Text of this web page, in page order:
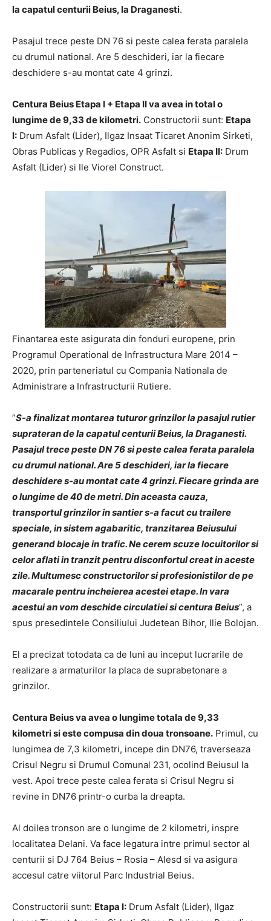
la capatul centurii Beius, la Draganesti.
Pasajul trece peste DN 76 si peste calea ferata paralela
cu drumul national. Are 5 deschideri, iar la fiecare
deschidere s-au montat cate 4 grinzi.
Centura Beius Etapa I + Etapa II va avea in total o
lungime de 9,33 de kilometri. Constructorii sunt: Etapa
I: Drum Asfalt (Lider), Ilgaz Insaat Ticaret Anonim Sirketi,
Obras Publicas y Regadios, OPR Asfalt si Etapa II: Drum
Asfalt (Lider) si Ile Viorel Construct.
Finantarea este asigurata din fonduri europene, prin
Programul Operational de Infrastructura Mare 2014 –
2020, prin parteneriatul cu Compania Nationala de
Administrare a Infrastructurii Rutiere.
”S-a finalizat montarea tuturor grinzilor la pasajul rutier
suprateran de la capatul centurii Beius, la Draganesti.
Pasajul trece peste DN 76 si peste calea ferata paralela
cu drumul national. Are 5 deschideri, iar la fiecare
deschidere s-au montat cate 4 grinzi. Fiecare grinda are
o lungime de 40 de metri. Din aceasta cauza,
transportul grinzilor in santier s-a facut cu trailere
speciale, in sistem agabaritic, tranzitarea Beiusului
generand blocaje in trafic. Ne cerem scuze locuitorilor si
celor aflati in tranzit pentru disconfortul creat in aceste
zile. Multumesc constructorilor si profesionistilor de pe
macarale pentru incheierea acestei etape. In vara
acestui an vom deschide circulatiei si centura Beius”, a
spus presedintele Consiliului Judetean Bihor, Ilie Bolojan.
El a precizat totodata ca de luni au inceput lucrarile de
realizare a armaturilor la placa de suprabetonare a
grinzilor.
Centura Beius va avea o lungime totala de 9,33
kilometri si este compusa din doua tronsoane. Primul, cu
lungimea de 7,3 kilometri, incepe din DN76, traverseaza
Crisul Negru si Drumul Comunal 231, ocolind Beiusul la
vest. Apoi trece peste calea ferata si Crisul Negru si
revine in DN76 printr-o curba la dreapta.
Al doilea tronson are o lungime de 2 kilometri, inspre
localitatea Delani. Va face legatura intre primul sector al
centurii si DJ 764 Beius – Rosia – Alesd si va asigura
accesul catre viitorul Parc Industrial Beius.
Constructorii sunt: Etapa I: Drum Asfalt (Lider), Ilgaz